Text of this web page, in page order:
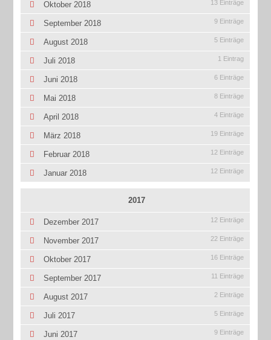
Oktober 2018 13 Einträge
September 2018 9 Einträge
August 2018 5 Einträge
Juli 2018 1 Eintrag
Juni 2018 6 Einträge
Mai 2018 8 Einträge
April 2018 4 Einträge
März 2018 19 Einträge
Februar 2018 12 Einträge
Januar 2018 12 Einträge
2017
Dezember 2017 12 Einträge
November 2017 22 Einträge
Oktober 2017 16 Einträge
September 2017 11 Einträge
August 2017 2 Einträge
Juli 2017 5 Einträge
Juni 2017 9 Einträge